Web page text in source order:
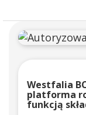
Westfalia
platforma
funkcją